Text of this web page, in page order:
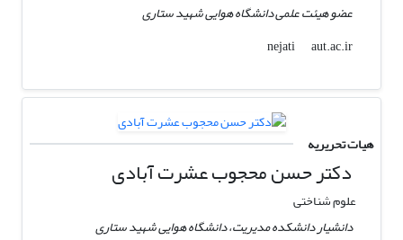
عضو هیئت علمی دانشگاه هوایی شهید ستاری
nejati
aut.ac.ir
هیات تحریریه
دکتر حسن محجوب عشرت آبادی
علوم شناختی
دانشیار دانشکده مدیریت، دانشگاه هوایی شهید ستاری